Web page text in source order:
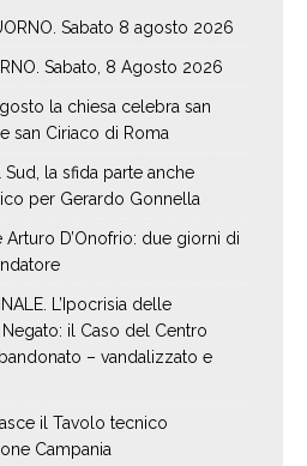
Sabato 8 agosto 2026
Sabato, 8 Agosto 2026
la chiesa celebra san
san Ciriaco di Roma
la sfida parte anche
per Gerardo Gonnella
D’Onofrio: due giorni di
L’Ipocrisia delle
il Caso del Centro
– vandalizzato e
il Tavolo tecnico
Campania